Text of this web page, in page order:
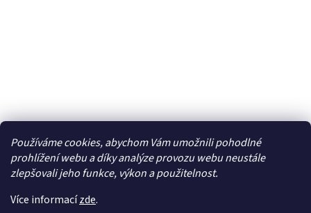
Používáme cookies, abychom Vám umožnili pohodlné
prohlížení webu a díky analýze provozu webu neustále
zlepšovali jeho funkce, výkon a použitelnost.
Více informacízde.